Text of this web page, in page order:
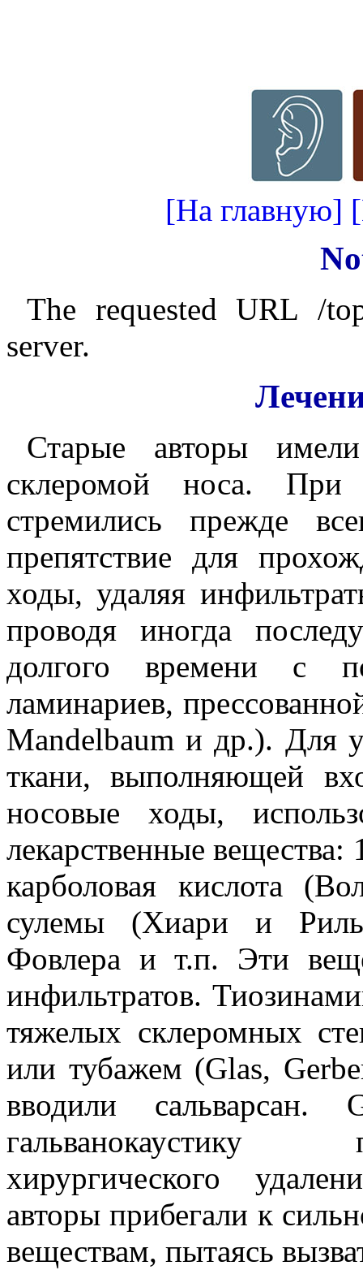
[На главную]
The requested URL /
server.
Старые авторы
склеромой носа.
стремились прежде
препятствие для
ходы, удаляя
проводя иногда
долгого времени с
ламинариев,
Mandelbaum и др.). Для
ткани, выполняющей
носовые ходы,
лекарственные вещества:
карболовая кислота
сулемы (Хиари и
Фовлера и т.п. Эти
инфильтратов.
тяжелых склеромных
или тубажем (Glas,
вводили
гальванокаустику
хирургического
авторы прибегали к
веществам, пытаясь